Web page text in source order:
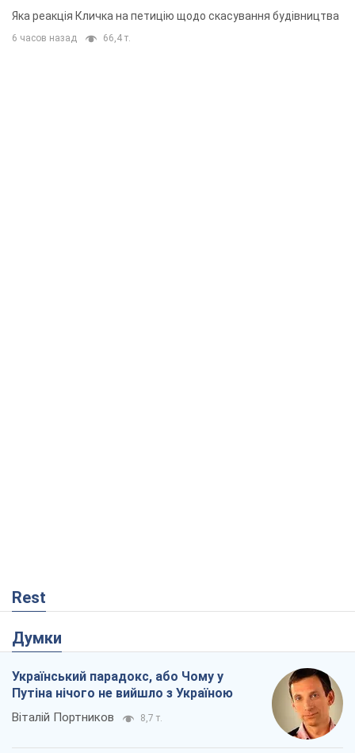
"московського вірянина"
Яка реакція Кличка на петицію щодо скасування будівництва
6 часов назад 66,4 т.
Rest
Думки
Український парадокс, або Чому у
Путіна нічого не вийшло з Україною
Віталій Портников 8,7 т.